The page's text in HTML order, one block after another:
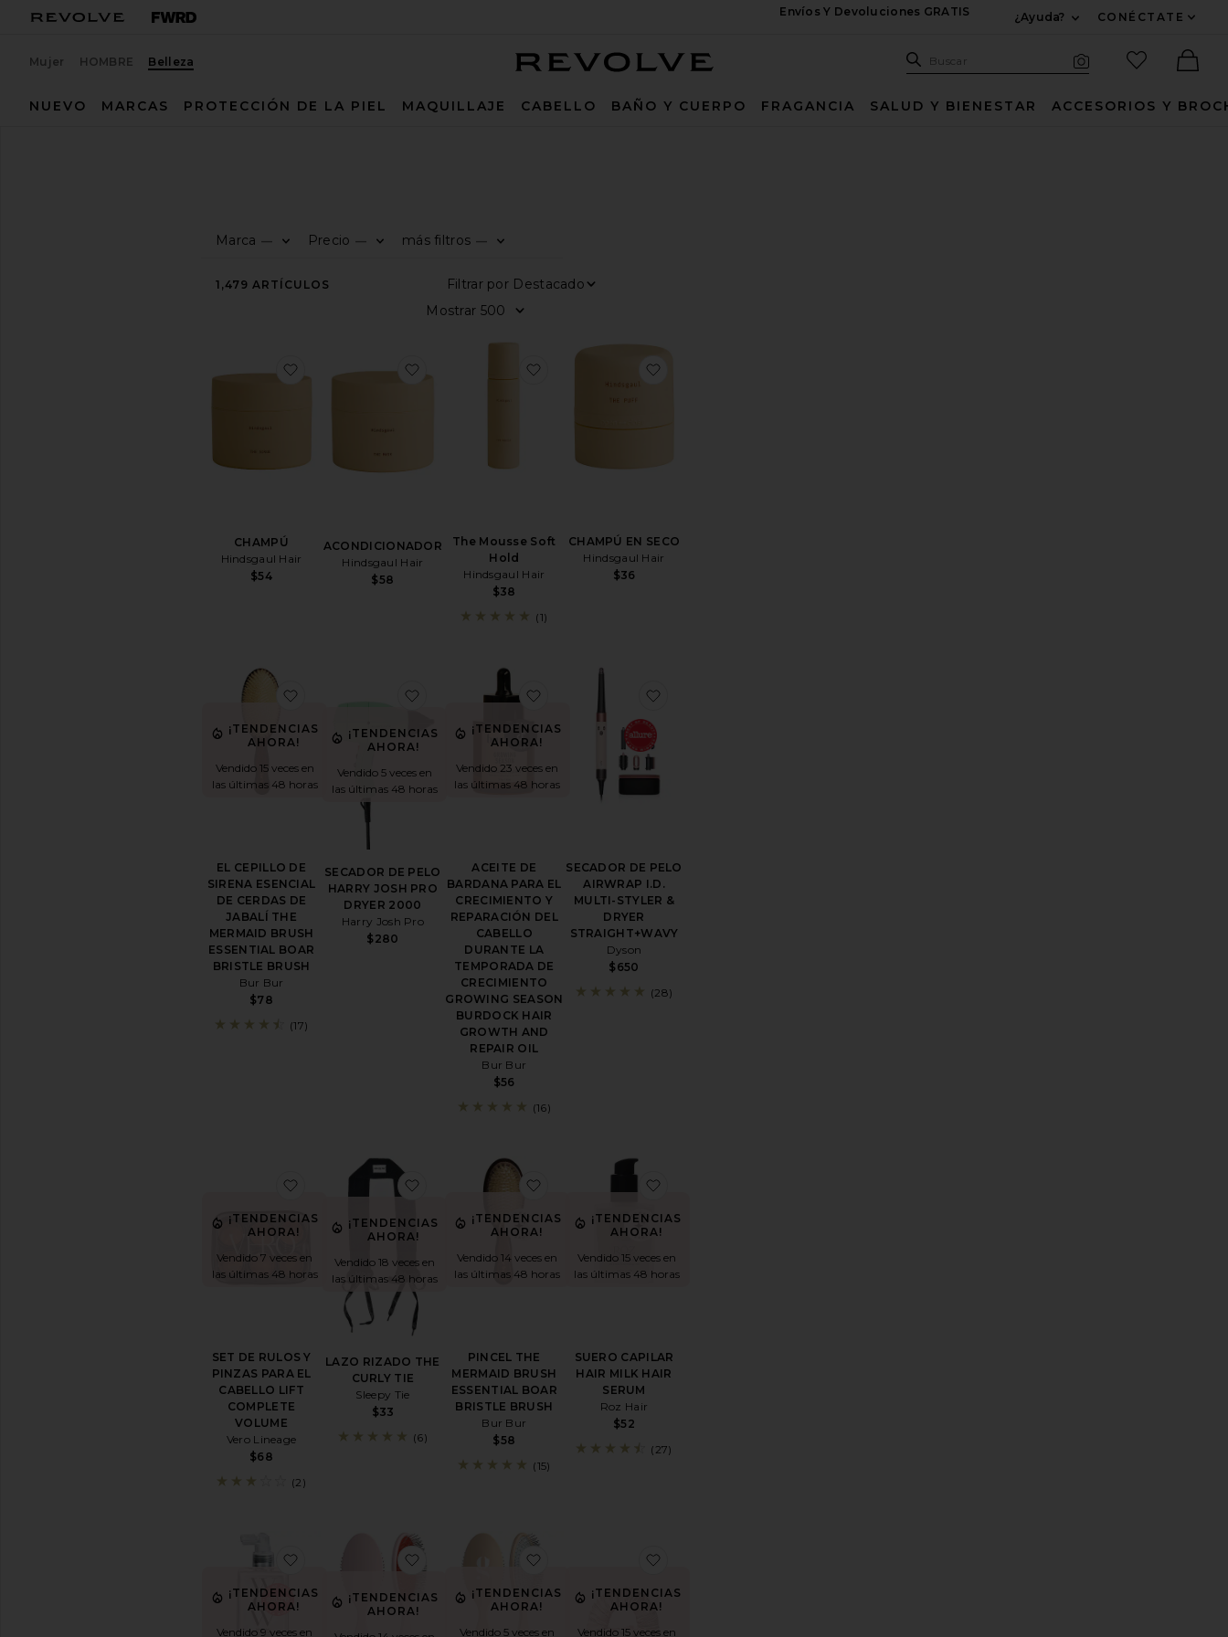
Envíos Y Devoluciones GRATIS
¿Ayuda?
CONÉCTATE
Mujer HOMBRE Belleza Sitio de búsqueda
Buscar
artículos
NUEVO
MARCAS PROTECCIÓN DE LA PIEL MAQUILLAJE CABELLO BAÑO Y CUERPO FRAGANCIA SALUD Y BIENESTAR ACCESORIOS Y
Marca —
Precio —
más filtros —
1,479 ARTÍCULOS
Filtrar por
CHAMPÚ
Hindsgaul Hair
$54
favoritoCHAMPÚ
ACONDICIONADOR
Hindsgaul Hair
$58
favoritoACONDICIONADOR
The Mousse Soft
Hold
Hindsgaul Hair
$38
favoritoThe Mousse Soft Hold
(1)
CHAMPÚ EN SECO
Hindsgaul Hair
$36
¡TENDENCIAS
AHORA!
Vendido 15 veces en
las últimas 48 horas
EL CEPILLO DE
SIRENA ESENCIAL
DE CERDAS DE
JABALÍ THE
MERMAID BRUSH
ESSENTIAL BOAR
BRISTLE BRUSH
Bur Bur
$78
favoritoEL CEPILLO DE SIRENA ESENCIAL DE CERDAS DE JABALÍ THE MERMAID BRUSH ESSENTIAL BOAR BRISTLE BRUSH
(17)
¡TENDENCIAS
AHORA!
Vendido 5 veces en
las últimas 48 horas
SECADOR DE PELO
HARRY JOSH PRO
DRYER 2000
Harry Josh Pro
$280
favoritoSECADOR DE PELO HARRY JOSH PRO DRYER 2000
¡TENDENCIAS
AHORA!
Vendido 23 veces en
las últimas 48 horas
ACEITE DE
BARDANA PARA EL
CRECIMIENTO Y
REPARACIÓN DEL
CABELLO
DURANTE LA
TEMPORADA DE
CRECIMIENTO
GROWING SEASON
BURDOCK HAIR
GROWTH AND
REPAIR OIL
Bur Bur
$56
favoritoACEITE DE BARDANA PARA EL CRECIMIENTO Y REPARACIÓN DEL CABELLO DURANTE
(16)
SECADOR DE PELO
AIRWRAP I.D.
MULTI-STYLER &
DRYER
STRAIGHT+WAVY
Dyson
$650
(28)
¡TENDENCIAS
AHORA!
Vendido 7 veces en
las últimas 48 horas
SET DE RULOS Y
PINZAS PARA EL
CABELLO LIFT
COMPLETE
VOLUME
Vero Lineage
$68
favoritoSET DE RULOS Y PINZAS PARA EL CABELLO LIFT COMPLETE VOLUME
(2)
¡TENDENCIAS
AHORA!
Vendido 18 veces en
las últimas 48 horas
LAZO RIZADO THE
CURLY TIE
Sleepy Tie
$33
favoritoLAZO RIZADO THE CURLY TIE
(6)
¡TENDENCIAS
AHORA!
Vendido 14 veces en
las últimas 48 horas
PINCEL THE
MERMAID BRUSH
ESSENTIAL BOAR
BRISTLE BRUSH
Bur Bur
$58
favoritoPINCEL THE MERMAID BRUSH ESSENTIAL BOAR BRISTLE BRUSH
(15)
¡TENDENCIAS
AHORA!
Vendido 15 veces en
las últimas 48 horas
SUERO CAPILAR
HAIR MILK HAIR
SERUM
Roz Hair
$52
(27)
¡TENDENCIAS
AHORA!
Vendido 9 veces en
favoritoPRODUCTO DE MODELADO DEL CABELLO DREAM COAT SUPERNATURAL SEALANT
¡TENDENCIAS
AHORA!
favoritoCEPILLO DE PELO THE DETANGLING BRUSH
¡TENDENCIAS
AHORA!
Vendido 5 veces en
favoritoPINCEL THE DETANGLING BRUSH
¡TENDENCIAS
AHORA!
Vendido 15 veces en